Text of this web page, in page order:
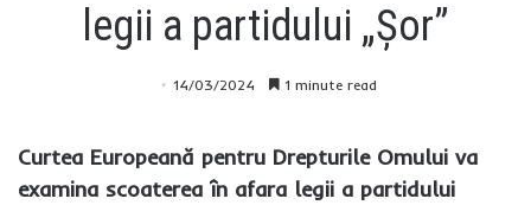
legii a partidului „Şor”
14/03/2024 1 minute read
Curtea Europeană pentru Drepturile Omului va
examina scoaterea în afara legii a partidului